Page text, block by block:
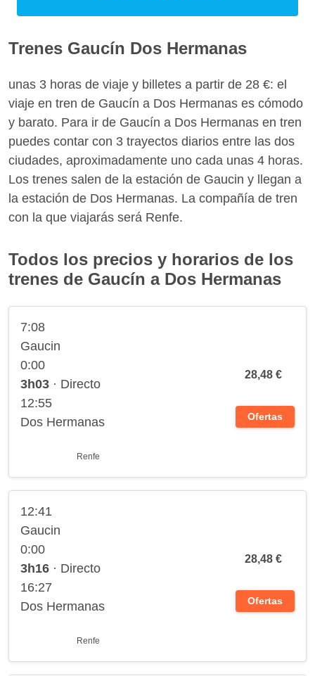
Trenes Gaucín Dos Hermanas
unas 3 horas de viaje y billetes a partir de 28 €: el
viaje en tren de Gaucín a Dos Hermanas es cómodo
y barato. Para ir de Gaucín a Dos Hermanas en tren
puedes contar con 3 trayectos diarios entre las dos
ciudades, aproximadamente uno cada unas 4 horas.
Los trenes salen de la estación de Gaucin y llegan a
la estación de Dos Hermanas. La compañía de tren
con la que viajarás será Renfe.
Todos los precios y horarios de los
trenes de Gaucín a Dos Hermanas
7:08
Gaucin
0:00
3h03 · Directo
12:55
Dos Hermanas
Renfe
28,48 €
Ofertas
12:41
Gaucin
0:00
3h16 · Directo
16:27
Dos Hermanas
Renfe
28,48 €
Ofertas